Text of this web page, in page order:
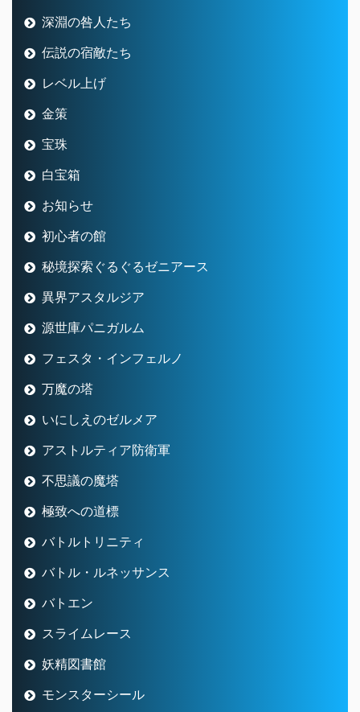
深淵の咎人たち
伝説の宿敵たち
レベル上げ
金策
宝珠
白宝箱
お知らせ
初心者の館
秘境探索ぐるぐるゼニアース
異界アスタルジア
源世庫パニガルム
フェスタ・インフェルノ
万魔の塔
いにしえのゼルメア
アストルティア防衛軍
不思議の魔塔
極致への道標
バトルトリニティ
バトル・ルネッサンス
バトエン
スライムレース
妖精図書館
モンスターシール